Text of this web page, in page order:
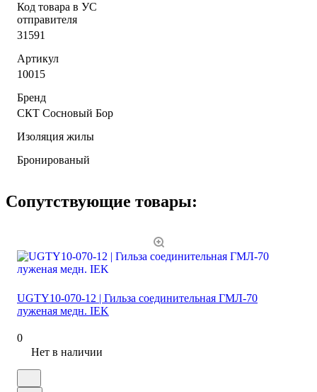
Код товара в УС
отправителя
31591
Артикул
10015
Бренд
СКТ Сосновый Бор
Изоляция жилы
Бронированый
Сопутствующие товары:
UGTY10-070-12 | Гильза соединительная ГМЛ-70
луженая медн. IEK
0
Нет в наличии